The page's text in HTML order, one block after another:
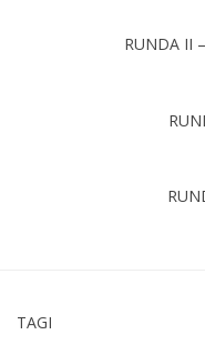
RUNDA II
TAGI